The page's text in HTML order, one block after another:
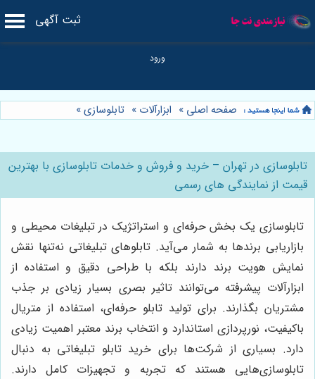
ثبت آگهی
صفحه اصلی » ابزارآلات » تابلوسازی»
تابلوسازی در تهران – خرید و فروش و خدمات تابلوسازی با بهترین
قیمت از نمایندگی های رسمی
تابلوسازی یک بخش حرفه‌ای و استراتژیک در تبلیغات محیطی و
بازاریابی برندها به شمار می‌آید. تابلوهای تبلیغاتی نه‌تنها نقش
نمایش هویت برند دارند بلکه با طراحی دقیق و استفاده از
ابزارآلات پیشرفته می‌توانند تاثیر بصری بسیار زیادی بر جذب
مشتریان بگذارند. برای تولید تابلو حرفه‌ای، استفاده از متریال
باکیفیت، نورپردازی استاندارد و انتخاب برند معتبر اهمیت زیادی
دارد. بسیاری از شرکت‌ها برای خرید تابلو تبلیغاتی به دنبال
تابلوسازی‌هایی هستند که تجربه و تجهیزات کامل دارند.